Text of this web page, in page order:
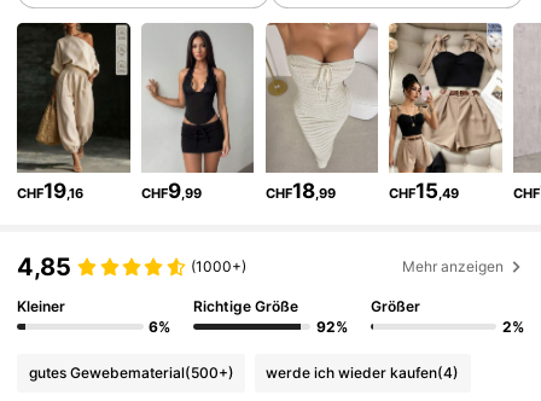
4,83 2.3M Follower
2.3M Follower
4,83 2.3M Follower
CHF19,16 CHF9 ,99 CHF18,99 CHF15 ,49 CHF
4,85 (1000+) Mehr anzeigen
Kleiner
6%
Richtige Größe
92%
Größer
2%
gutes Gewebematerial(500+) werde ich wieder kaufen(4)